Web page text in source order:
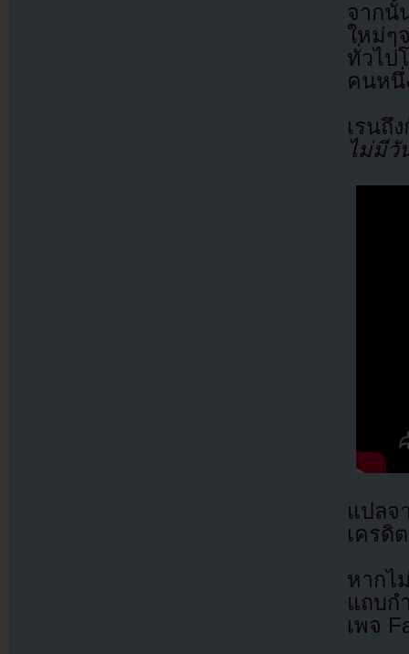
จากนั้
ใหม่ๆ
ทั่วไป
คนหนึ่
เรนถึ
ไม่มีวั
แปล
เครดิ
หากไ
แถบก
เพจ